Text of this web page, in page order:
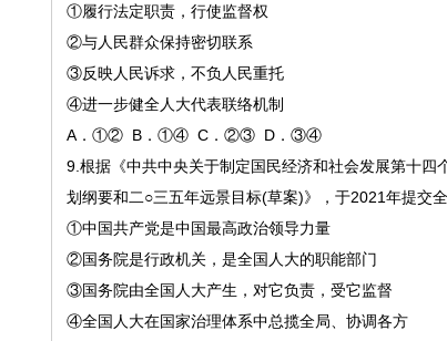
①履行法定职责，行使监督权
②与人民群众保持密切联系
③反映人民诉求，不负人民重托
④进一步健全人大代表联络机制
A．①② B．①④ C．②③ D．③④
9. 根据《中共中央关于制定国民经济和社会发展第十四
划纲要和二○三五年远景目标(草案)》，于2021年提
①中国共产党是中国最高政治领导力量
②国务院是行政机关，是全国人大的职能部门
③国务院由全国人大产生，对它负责，受它监督
④全国人大在国家治理体系中总揽全局、协调各方